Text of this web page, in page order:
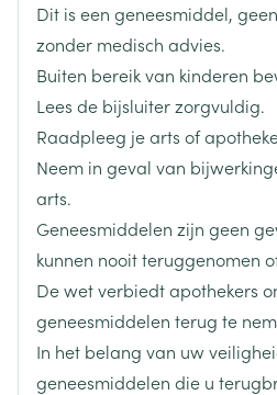
Merken Boiron
Breedte 17 mm
Lengte 65 mm
Diepte 15 mm
Hoeveelheid
Verpakking
4
Behoud
Dit is een geneesmiddel,
zonder medisch advies.
Buiten bereik van kinderen
Lees de bijsluiter zorgvuldig.
Raadpleeg je arts of
Neem in geval van
arts.
Geneesmiddelen zijn geen
kunnen nooit teruggenomen
De wet verbiedt apothekers
geneesmiddelen terug te
In het belang van uw
geneesmiddelen die u